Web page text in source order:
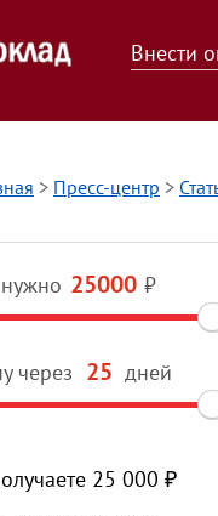
Внести
> Пресс-центр >
₽
через дней
25 000 ₽